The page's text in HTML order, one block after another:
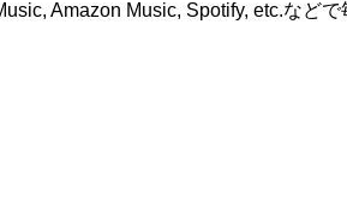
Amazon Music, Spotify, etc.などで